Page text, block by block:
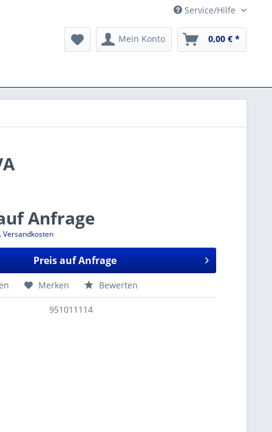
Service/Hilfe
Mein Konto 0,00 € *
Anfrage
Versandkosten
Preis auf Anfrage
Merken Bewerten
951011114